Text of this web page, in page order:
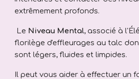
extrêmement profonds.
Le Niveau Mental, associé à
florilège d'effleurages au talc
sont légers, fluides et limpides.
Il peut vous aider à effectuer un